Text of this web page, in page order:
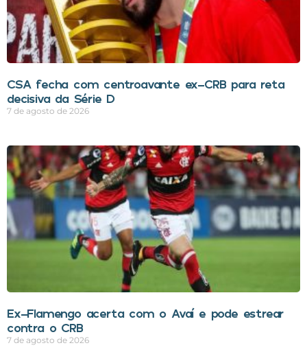
CSA fecha com centroavante ex-CRB para reta
decisiva da Série D
7 de agosto de 2026
Ex-Flamengo acerta com o Avaí e pode estrear
contra o CRB
7 de agosto de 2026